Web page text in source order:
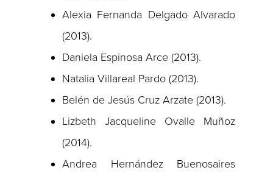
Alexia Fernanda Delgado Alvarado
(2013).
Daniela Espinosa Arce (2013).
Natalia Villareal Pardo (2013).
Belén de Jesús Cruz Arzate (2013).
Lizbeth Jacqueline Ovalle Muñoz
(2014).
Andrea Hernández Buenosaires